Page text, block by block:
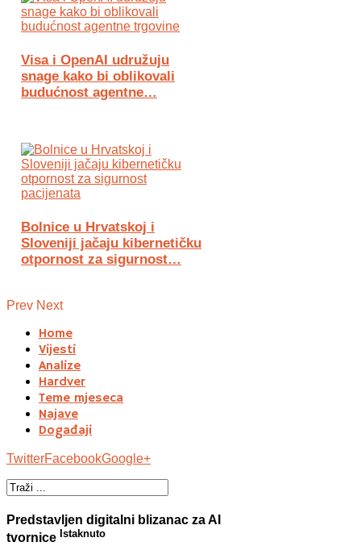
Visa i OpenAI udružuju
snage kako bi oblikovali
budućnost agentne…
Bolnice u Hrvatskoj i
Sloveniji jačaju kibernetičku
otpornost za sigurnost…
Prev Next
Home
Vijesti
Analize
Hardver
Teme mjeseca
Najave
Događaji
TwitterFacebookGoogle+
Predstavljen digitalni blizanac za AI
tvornice Istaknuto